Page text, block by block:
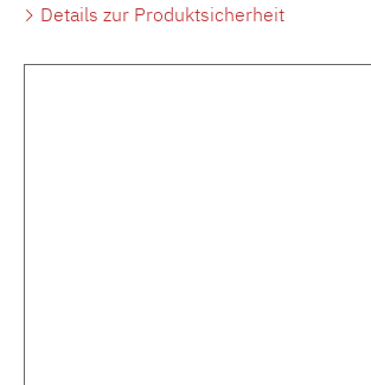
Details zur Produktsicherheit